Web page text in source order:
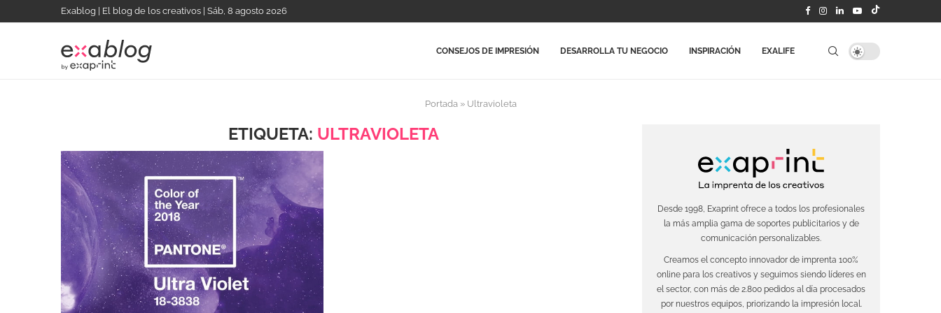
Exablog | El blog de los creativos | Sáb, 8 agosto 2026
CONSEJOS DE IMPRESIÓN DESARROLLA TU NEGOCIO INSPIRACIÓN EXALIFE
Portada» Ultravioleta
ETIQUETA: ULTRAVIOLETA
Desde 1998, Exaprint ofrece a todos los profesionales
la más amplia gama de soportes publicitarios y de
comunicación personalizables.
Creamos el concepto innovador de imprenta 100%
online para los creativos y seguimos siendo líderes en
el sector, con más de 2.800 pedidos al día procesados
por nuestros equipos, priorizando la impresión local.